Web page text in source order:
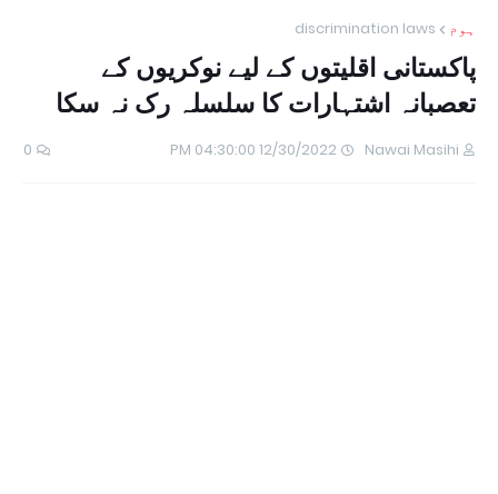
ہوم discrimination laws
پاکستانی اقلیتوں کے لیے نوکریوں کے
تعصبانہ اشتہارات کا سلسلہ رک نہ سکا
Nawai Masihi
12/30/2022 04:30:00 PM
0